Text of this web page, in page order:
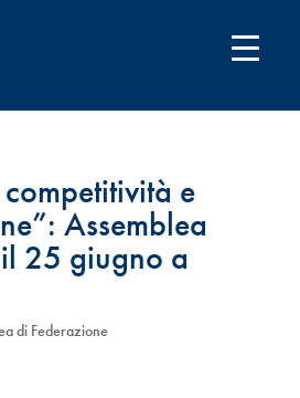
e
Assemblea
25 giugno a
di Federazione